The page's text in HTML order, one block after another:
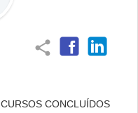
share
CURSOS CONCLUÍDOS